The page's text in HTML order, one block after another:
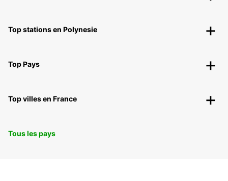
Top stations en Polynesie
Top Pays
Top villes en France
Tous les pays